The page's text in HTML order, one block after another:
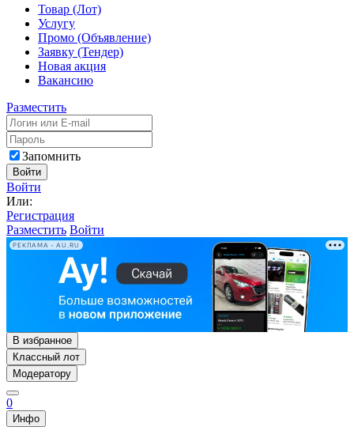
Товар (Лот)
Услугу
Промо (Объявление)
Заявку (Тендер)
Новая акция
Вакансию
Разместить
Запомнить
Войти
Войти
Или:
Регистрация
Разместить Войти
РЕКЛАМА • AU.RU
В избранное
Классный лот
Модератору
0
Инфо